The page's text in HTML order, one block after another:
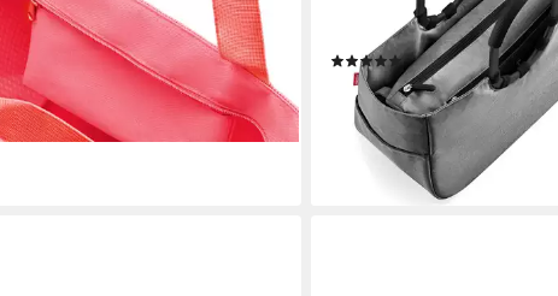
ab 19,93 €
lieferbar - in 2-3 Werktagen bei dir
Standfüße, Innentasche
Reißverschluss
(275)
ab 43,76 € UVP54,95 €
-20%
lieferbar - in 3-4 Werktagen bei dir
+49